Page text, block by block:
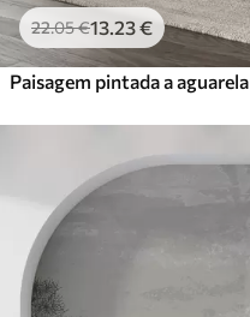
22.05€13 .23€
Paisagem pintada a aguarela